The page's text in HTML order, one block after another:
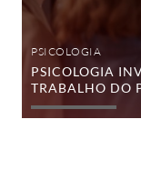
PSICOLOGIA
PSICOLOGIA
TRABALHO DO